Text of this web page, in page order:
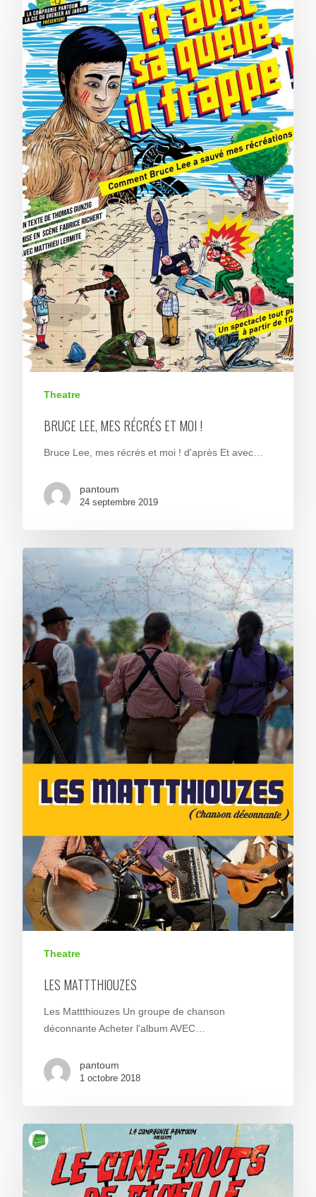
Theatre
BRUCE LEE, MES RÉCRÉS ET MOI !
Bruce Lee, mes récrés et moi ! d'après Et avec…
pantoum
24 septembre 2019
Theatre
LES MATTTHIOUZES
Les Mattthiouzes Un groupe de chanson
déconnante Acheter l'album AVEC…
pantoum
1 octobre 2018